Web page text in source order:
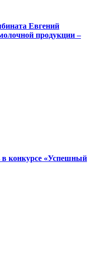
Евгений
продукции –
в конкурсе «Успешный